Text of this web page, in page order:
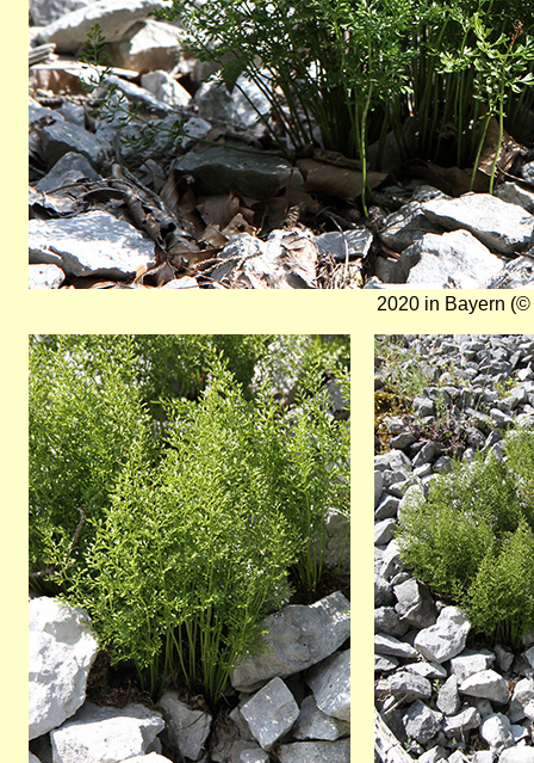
2020 in Bayern (©
Bild
Bild